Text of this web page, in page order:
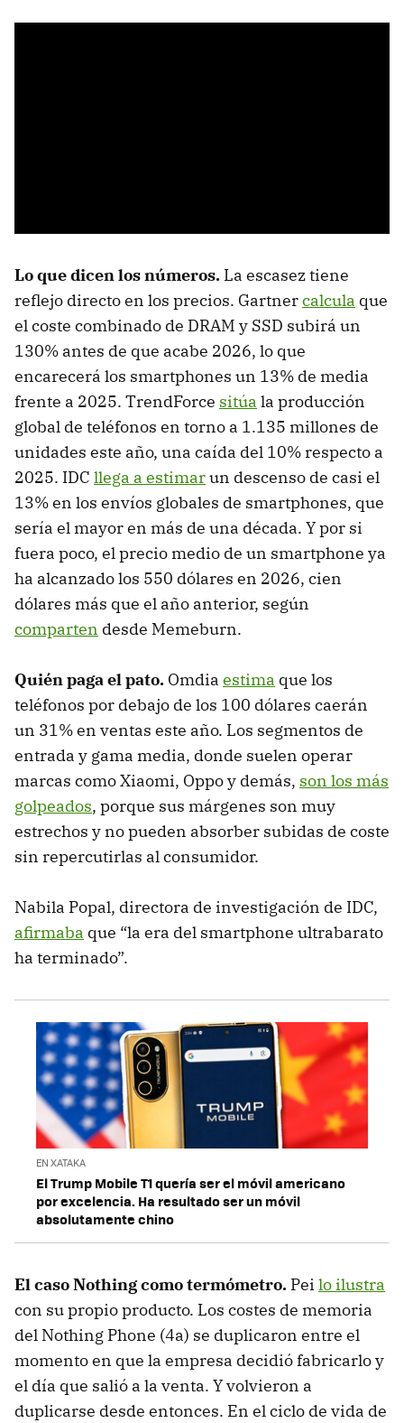
Lo que dicen los números. La escasez tiene
reflejo directo en los precios. Gartnercalcula que
el coste combinado de DRAM y SSD subirá un
130% antes de que acabe 2026, lo que
encarecerá los smartphones un 13% de media
frente a 2025. TrendForce sitúa la producción
global de teléfonos en torno a 1.135 millones de
unidades este año, una caída del 10% respecto a
2025. IDC llega a estimarun descenso de casi el
13% en los envíos globales de smartphones, que
sería el mayor en más de una década. Y por si
fuera poco, el precio medio de un smartphone ya
ha alcanzado los 550 dólares en 2026, cien
dólares más que el año anterior, según
comparten desde Memeburn.
Quién paga el pato. Omdia estima que los
teléfonos por debajo de los 100 dólares caerán
un 31% en ventas este año. Los segmentos de
entrada y gama media, donde suelen operar
marcas como Xiaomi, Oppo y demás, son los más
golpeados, porque sus márgenes son muy
estrechos y no pueden absorber subidas de coste
sin repercutirlas al consumidor.
Nabila Popal, directora de investigación de IDC,
afirmaba que “la era del smartphone ultrabarato
ha terminado”.
EN XATAKA
El Trump Mobile T1 quería ser el móvil americano
por excelencia. Ha resultado ser un móvil
absolutamente chino
El caso Nothing como termómetro. Pei lo ilustra
con su propio producto. Los costes de memoria
del Nothing Phone (4a) se duplicaron entre el
momento en que la empresa decidió fabricarlo y
el día que salió a la venta. Y volvieron a
duplicarse desde entonces. En el ciclo de vida de